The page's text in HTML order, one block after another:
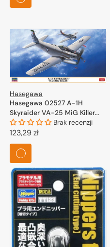
Hasegawa
Hasegawa 02527 A-1H
Skyraider VA-25 MiG Killer
1/72
Brak recenzji
Cena
regularna
123,29 zł